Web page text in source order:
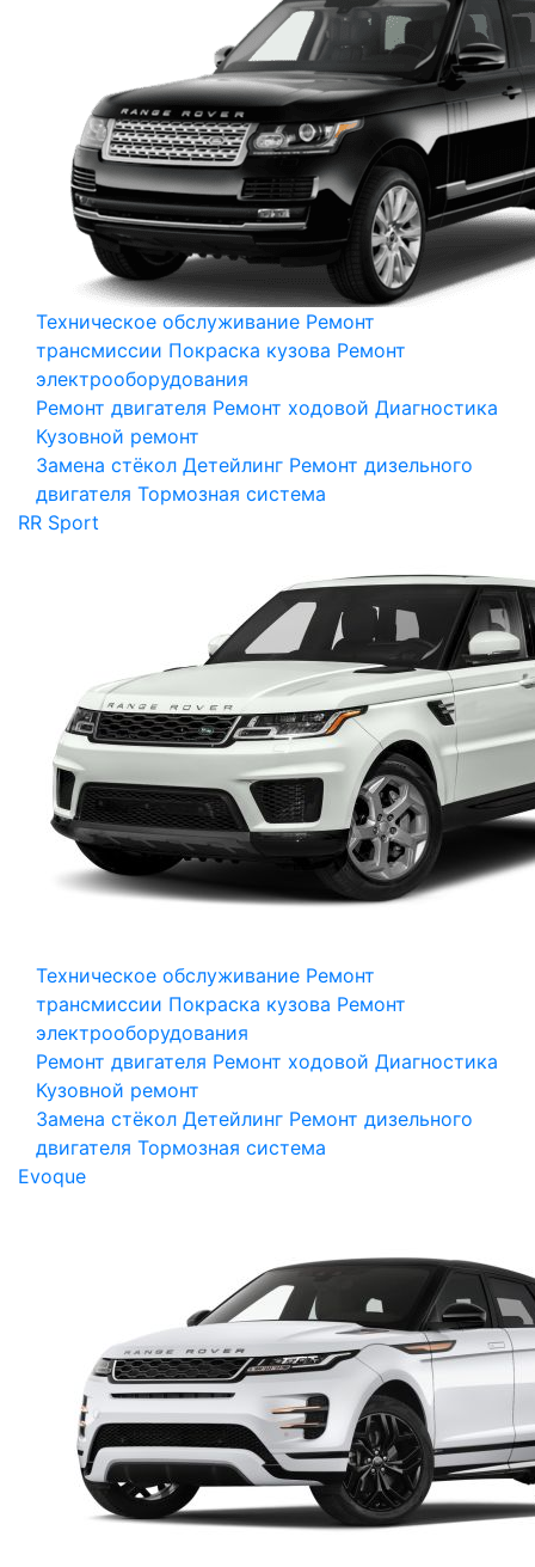
Техническое обслуживание Ремонт
трансмиссии Покраска кузова Ремонт
электрооборудования
Ремонт двигателя Ремонт ходовой Диагностика
Кузовной ремонт
Замена стёкол Детейлинг Ремонт дизельного
двигателя Тормозная система
RR Sport
Техническое обслуживание Ремонт
трансмиссии Покраска кузова Ремонт
электрооборудования
Ремонт двигателя Ремонт ходовой Диагностика
Кузовной ремонт
Замена стёкол Детейлинг Ремонт дизельного
двигателя Тормозная система
Evoque